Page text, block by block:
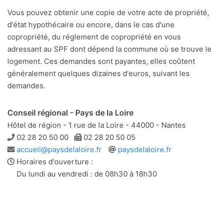
Vous pouvez obtenir une copie de votre acte de propriété,
d'état hypothécaire ou encore, dans le cas d'une
copropriété, du réglement de copropriété en vous
adressant au SPF dont dépend la commune où se trouve le
logement. Ces demandes sont payantes, elles coûtent
généralement quelques dizaines d'euros, suivant les
demandes.
Conseil régional - Pays de la Loire
Hôtel de région - 1 rue de la Loire - 44000 - Nantes
Téléphone
02 28 20 50 00 Télécopie
02 28 20 50 05
Adresse
e-
mail
accueil@paysdelaloire.fr
Site
paysdelaloire.fr
Horaires d'ouverture :
Du lundi au vendredi : de 08h30 à 18h30